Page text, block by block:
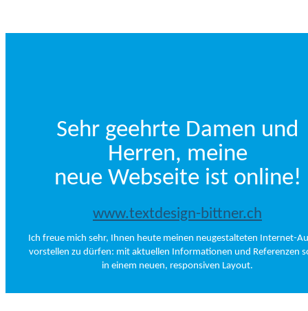
Sehr geehrte Damen und
Herren, meine
neue Webseite ist online!
www.textdesign-bittner.ch
Ich freue mich sehr, Ihnen heute meinen neugestalteten Internet-
vorstellen zu dürfen: mit aktuellen Informationen und Referenzen
in einem neuen, responsiven Layout.